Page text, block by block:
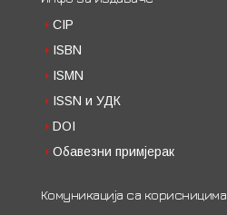
CIP
ISBN
ISMN
ISSN и УДК
DOI
Обавезни примјерак
Комуникација са корисницима